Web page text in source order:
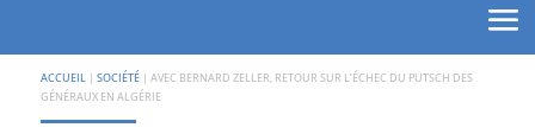
ACCUEIL | SOCIÉTÉ| AVEC BERNARD ZELLER, RETOUR SUR L’ÉCHEC DU PUTSCH DES
GÉNÉRAUX EN ALGÉRIE